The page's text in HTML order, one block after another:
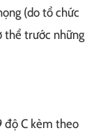
(do tổ chức
thể trước những
độ C kèm theo